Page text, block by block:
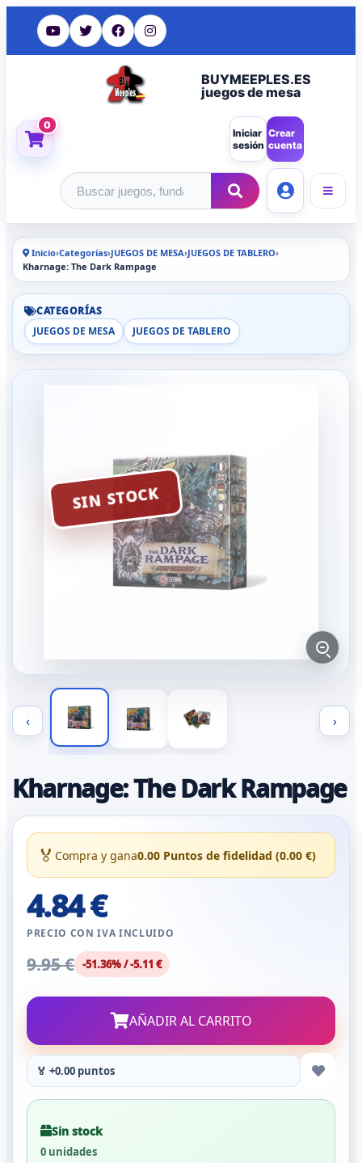
BUYMEEPLES.ES
juegos de mesa
0
Iniciar
sesión
Crear
cuenta
Buscar productos
Inicio›Categorías›JUEGOS DE MESA›JUEGOS DE TABLERO›
Kharnage: The Dark Rampage
CATEGORÍAS
JUEGOS DE MESA
JUEGOS DE TABLERO
SIN STOCK
‹ ›
Kharnage: The Dark Rampage
🏅 Compra y gana0.00 Puntos de fidelidad (0.00 €)
4.84 €
PRECIO CON IVA INCLUIDO
9.95 € -51.36% / -5.11 €
AÑADIR AL CARRITO
🏅 +0.00 puntos
Sin stock
0 unidades